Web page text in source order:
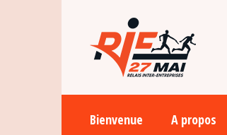
Bienvenue A propos